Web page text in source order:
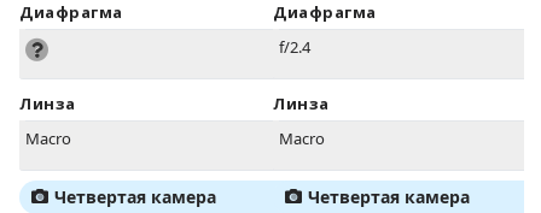
Диафрагма
Линза
Macro
Четвертая камера
Диафрагма
f/2.4
Линза
Macro
Четвертая камера